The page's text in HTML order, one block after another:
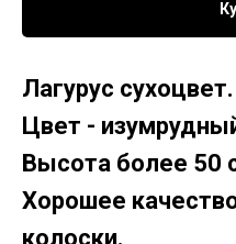
Лагурус
Цвет -
Высота более 50
Хорошее
колоски.